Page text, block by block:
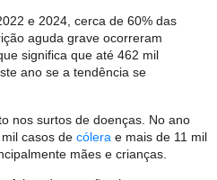
e 2024, cerca de 60% das
aguda grave ocorreram
significa que até 462 mil
ano se a tendência se
nos surtos de doenças. No ano
casos de cólera e mais de 11 mil
mães e crianças.